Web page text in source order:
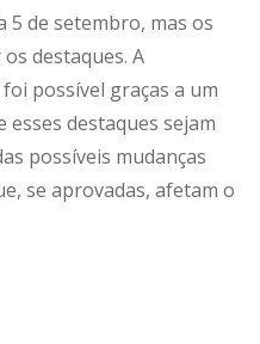
5 de setembro, mas os
destaques. A
possível graças a um
destaques sejam
possíveis mudanças
se aprovadas, afetam o